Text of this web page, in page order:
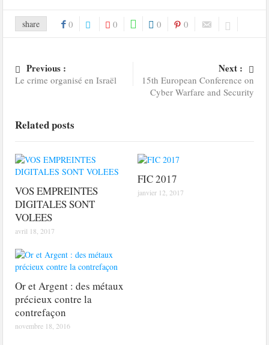
share 0 0 0 0
Previous :
Le crime organisé en Israël
Next :
15th European Conference on
Cyber Warfare and Security
Related posts
VOS EMPREINTES
DIGITALES SONT
VOLEES
avril 18, 2017
FIC 2017
janvier 12, 2017
Or et Argent : des métaux
précieux contre la
contrefaçon
novembre 18, 2016